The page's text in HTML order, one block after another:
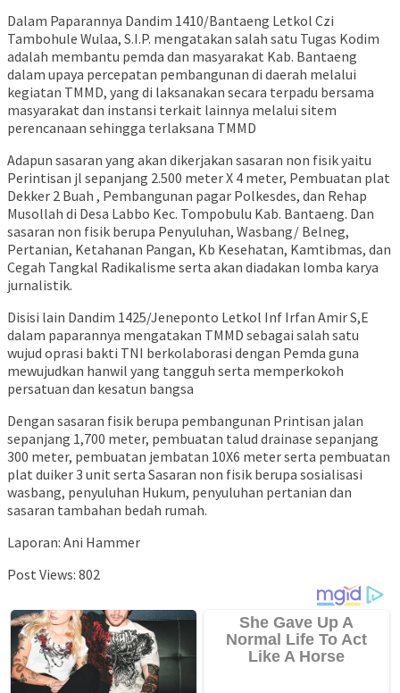
Dalam Paparannya Dandim 1410/Bantaeng Letkol Czi
Tambohule Wulaa, S.I.P. mengatakan salah satu Tugas Kodim
adalah membantu pemda dan masyarakat Kab. Bantaeng
dalam upaya percepatan pembangunan di daerah melalui
kegiatan TMMD, yang di laksanakan secara terpadu bersama
masyarakat dan instansi terkait lainnya melalui sitem
perencanaan sehingga terlaksana TMMD
Adapun sasaran yang akan dikerjakan sasaran non fisik yaitu
Perintisan jl sepanjang 2.500 meter X 4 meter, Pembuatan plat
Dekker 2 Buah , Pembangunan pagar Polkesdes, dan Rehap
Musollah di Desa Labbo Kec. Tompobulu Kab. Bantaeng. Dan
sasaran non fisik berupa Penyuluhan, Wasbang/ Belneg,
Pertanian, Ketahanan Pangan, Kb Kesehatan, Kamtibmas, dan
Cegah Tangkal Radikalisme serta akan diadakan lomba karya
jurnalistik.
Disisi lain Dandim 1425/Jeneponto Letkol Inf Irfan Amir S,E
dalam paparannya mengatakan TMMD sebagai salah satu
wujud oprasi bakti TNI berkolaborasi dengan Pemda guna
mewujudkan hanwil yang tangguh serta memperkokoh
persatuan dan kesatun bangsa
Dengan sasaran fisik berupa pembangunan Printisan jalan
sepanjang 1,700 meter, pembuatan talud drainase sepanjang
300 meter, pembuatan jembatan 10X6 meter serta pembuatan
plat duiker 3 unit serta Sasaran non fisik berupa sosialisasi
wasbang, penyuluhan Hukum, penyuluhan pertanian dan
sasaran tambahan bedah rumah.
Laporan: Ani Hammer
Post Views: 802